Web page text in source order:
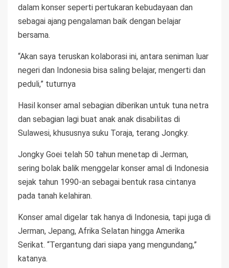
dalam konser seperti pertukaran kebudayaan dan
sebagai ajang pengalaman baik dengan belajar
bersama.
“Akan saya teruskan kolaborasi ini, antara seniman luar
negeri dan Indonesia bisa saling belajar, mengerti dan
peduli,” tuturnya
Hasil konser amal sebagian diberikan untuk tuna netra
dan sebagian lagi buat anak anak disabilitas di
Sulawesi, khususnya suku Toraja, terang Jongky.
Jongky Goei telah 50 tahun menetap di Jerman,
sering bolak balik menggelar konser amal di Indonesia
sejak tahun 1990-an sebagai bentuk rasa cintanya
pada tanah kelahiran.
Konser amal digelar tak hanya di Indonesia, tapi juga di
Jerman, Jepang, Afrika Selatan hingga Amerika
Serikat. “Tergantung dari siapa yang mengundang,”
katanya.